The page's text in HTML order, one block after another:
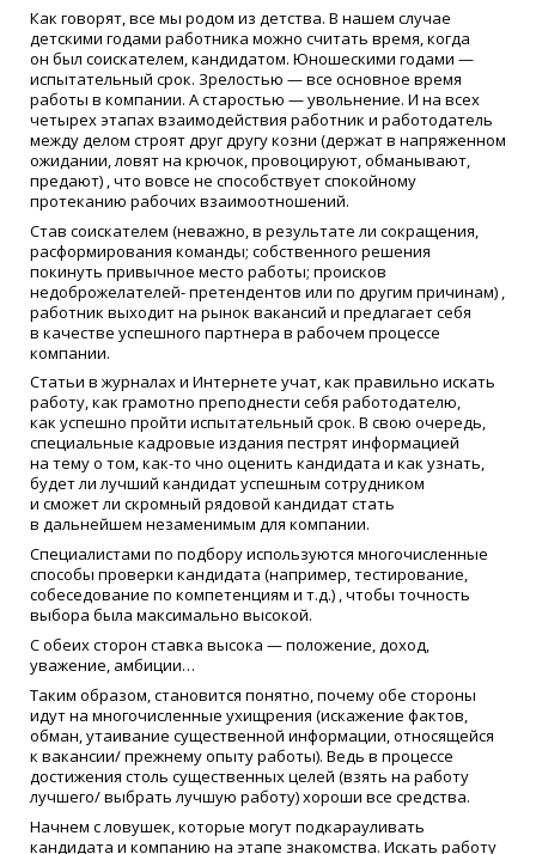
Как говорят, все мы родом из детства. В нашем случае
детскими годами работника можно считать время, когда
он был соискателем, кандидатом. Юношескими годами —
испытательный срок. Зрелостью — все основное время
работы в компании. А старостью — увольнение. И на всех
четырех этапах взаимодействия работник и работодатель
между делом строят друг другу козни (держат в напряженном
ожидании, ловят на крючок, провоцируют, обманывают,
предают) , что вовсе не способствует спокойному
протеканию рабочих взаимоотношений.
Став соискателем (неважно, в результате ли сокращения,
расформирования команды; собственного решения
покинуть привычное место работы; происков
недоброжелателей- претендентов или по другим причинам) ,
работник выходит на рынок вакансий и предлагает себя
в качестве успешного партнера в рабочем процессе
компании.
Статьи в журналах и Интернете учат, как правильно искать
работу, как грамотно преподнести себя работодателю,
как успешно пройти испытательный срок. В свою очередь,
специальные кадровые издания пестрят информацией
на тему о том,как-то чно оценить кандидата и как узнать,
будет ли лучший кандидат успешным сотрудником
и сможет ли скромный рядовой кандидат стать
в дальнейшем незаменимым для компании.
Специалистами по подбору используются многочисленные
способы проверки кандидата (например, тестирование,
собеседование по компетенциям и т.д.) , чтобы точность
выбора была максимально высокой.
С обеих сторон ставка высока — положение, доход,
уважение, амбиции…
Таким образом, становится понятно, почему обе стороны
идут на многочисленные ухищрения (искажение фактов,
обман, утаивание существенной информации, относящейся
к вакансии/ прежнему опыту работы). Ведь в процессе
достижения столь существенных целей (взять на работу
лучшего/ выбрать лучшую работу) хороши все средства.
Начнем с ловушек, которые могут подкарауливать
кандидата и компанию на этапе знакомства. Искать работу